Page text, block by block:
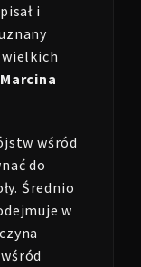
i
wśród
do
Średnio
w